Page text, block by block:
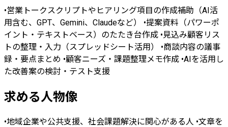
•営業トークスクリプトやヒアリング項目の作成補助（AI活
用含む、GPT、Gemini、Claudeなど） •提案資料（パワーポ
イント・テキストベース）のたたき台作成 •見込み顧客リス
トの整理・入力（スプレッドシート活用） •商談内容の議事
録・要点まとめ •顧客ニーズ・課題整理メモ作成 •AIを活用し
た改善案の検討・テスト支援
求める人物像
•地域企業や公共支援、社会課題解決に関心がある人 •文章を